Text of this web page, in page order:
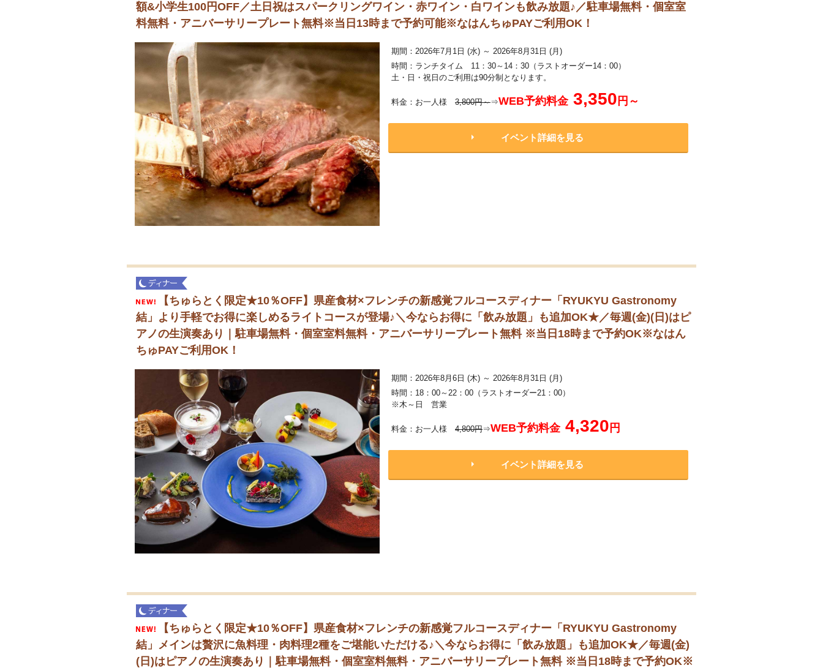
額&小学生100円OFF／土日祝はスパークリングワイン・赤ワイン・白ワインも飲み放題♪／駐車場無料・個室室
料無料・アニバーサリープレート無料※当日13時まで予約可能※なはんちゅPAYご利用OK！
期間：2026年7月1日 (水) ～ 2026年8月31日 (月)
時間：ランチタイム 11：30～14：30（ラストオーダー14：00）
土・日・祝日のご利用は90分制となります。
料金：お一人様 3,800円～⇒WEB予約料金 3,350 円～
イベント詳細を見る
【ちゅらとく限定★10％OFF】県産食材×フレンチの新感覚フルコースディナー「RYUKYU Gastronomy
結」より手軽でお得に楽しめるライトコースが登場♪＼今ならお得に「飲み放題」も追加OK★／毎週(金)(日)はピ
アノの生演奏あり｜駐車場無料・個室室料無料・アニバーサリープレート無料 ※当日18時まで予約OK※なはん
ちゅPAYご利用OK！
期間：2026年8月6日 (木) ～ 2026年8月31日 (月)
時間：18：00～22：00（ラストオーダー21：00）
※木～日 営業
料金：お一人様 4,800円⇒WEB予約料金 4,320 円
イベント詳細を見る
【ちゅらとく限定★10％OFF】県産食材×フレンチの新感覚フルコースディナー「RYUKYU Gastronomy
結」メインは贅沢に魚料理・肉料理2種をご堪能いただける♪＼今ならお得に「飲み放題」も追加OK★／毎週(金)
(日)はピアノの生演奏あり｜駐車場無料・個室室料無料・アニバーサリープレート無料 ※当日18時まで予約OK※